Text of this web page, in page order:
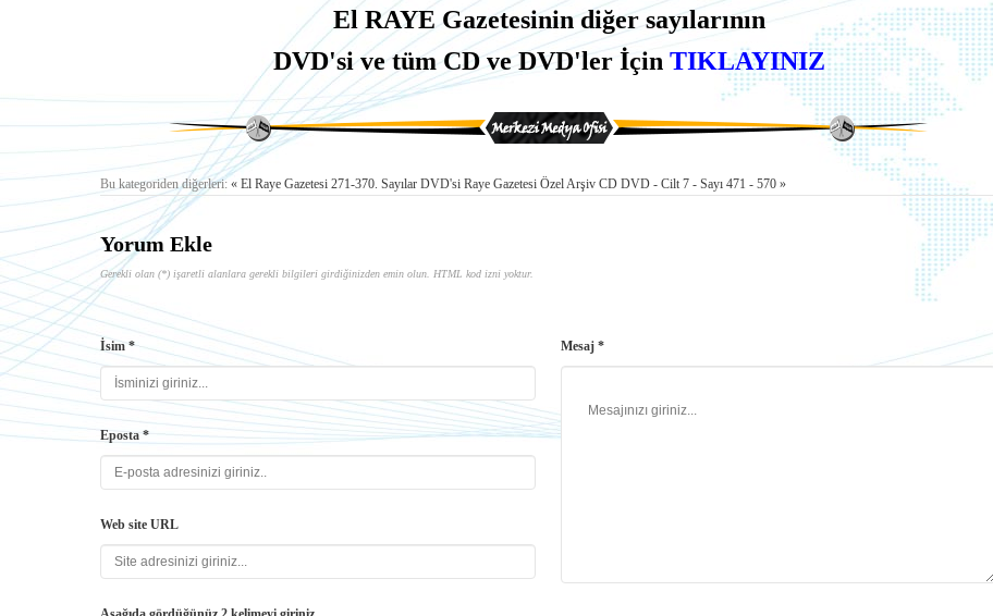
El RAYE Gazetesinin diğer sayılarının
DVD'si ve tümCD ve DVD'ler İçin TIKLAYINIZ
Bu kategoriden diğerleri: « El Raye Gazetesi 271-370. Sayılar DVD'si Raye Gazetesi Özel Arşiv CD DVD - Cilt 7 - Sayı 471 - 570 »
Yorum Ekle
Gerekli olan (*) işaretli alanlara gerekli bilgileri girdiğinizden emin olun. HTML kod izni yoktur.
İsim *
Eposta *
Web site URL
Mesaj *